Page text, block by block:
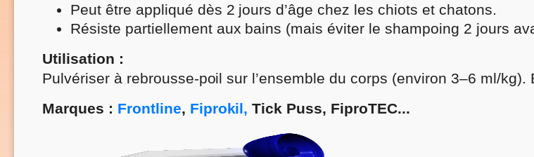
Peut être appliqué dès 2 jours d’âge chez les chiots et chatons.
Résiste partiellement aux bains (mais éviter le shampoing 2 jours
Utilisation :
Pulvériser à rebrousse-poil sur l’ensemble du corps (environ 3–6 ml/kg).
Marques : Frontline, Fiprokil, Tick Puss, FiproTEC...